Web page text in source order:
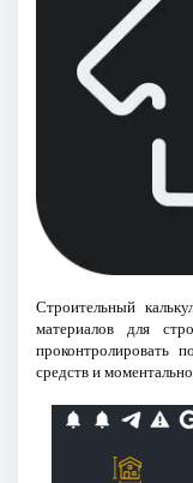
Строительный
материалов для
проконтролировать
средств и